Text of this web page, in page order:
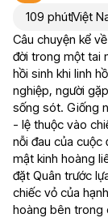
109 phútViệt
Câu chuyện kể
đời trong một tai
hồi sinh khi linh
nghiệp, người
sống sót. Giống
- lệ thuộc vào
nỗi đau của cuộc
mật kinh hoàng
đặt Quân trước
chiếc vỏ của
hoàng bên trong